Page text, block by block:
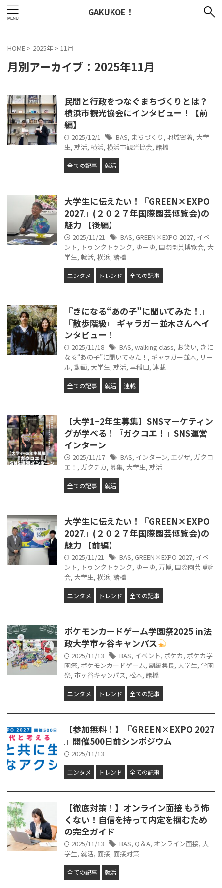
GAKUKOE！
HOME > 2025年 > 11月
月別アーカイブ：2025年11月
民間と行政をつなぐまちづくりとは？
横浜市観光協会にインタビュー！【前
編】
2025/12/1 BAS, まちづくり , 地域密着, 大学
生, 就活, 横浜, 横浜市観光協会, 諸橋
全ての記事 就活
大学生に伝えたい！『GREEN×EXPO
2027』(２０２７年国際園芸博覧会)の
魅力 【後編】
2025/11/21 BAS, GREEN×EXPO 2027, イベ
ント, トゥンクトゥンク, ゆーゆ, 国際園芸博覧会, 大
学生, 就活, 横浜, 諸橋
エンタメ トレンド 全ての記事
『きになる“あの子”に聞いてみた！』
『散歩階級』 ギャラガー並木さんへイ
ンタビュー！
2025/11/18 BAS, walking class, お笑い, きに
なる“あの子”に聞いてみた！ , ギャラガー並木, リー
ル, 動画, 大学生, 就活, 早稲田, 連載
全ての記事 就活 連載
【大学1~2年生募集】SNSマーケティン
グが学べる！『ガクコエ！』SNS運営
インターン
2025/11/17 BAS, インターン, エグザ, ガクコ
エ！ , ガクチカ, 募集, 大学生, 就活
全ての記事 就活
大学生に伝えたい！『GREEN×EXPO
2027』(２０２７年国際園芸博覧会)の
魅力 【前編】
2025/11/21 BAS, GREEN×EXPO 2027, イベ
ント, トゥンクトゥンク, ゆーゆ, 万博, 国際園芸博覧
会, 大学生, 横浜, 諸橋
エンタメ トレンド 全ての記事
ポケモンカードゲーム学園祭2025 in法
政大学市ヶ谷キャンパス
2025/11/13 BAS, イベント, ポケカ, ポケカ学
園祭, ポケモンカードゲーム, 副編集長, 大学生, 学園
祭, 市ヶ谷キャンパス, 松本, 諸橋
エンタメ トレンド 全ての記事
【参加無料！】『GREEN×EXPO 2027
』開催500日前シンポジウム
2025/11/13
エンタメ トレンド 全ての記事
【徹底対策！】オンライン面接 もう怖
くない！自信を持って内定を掴むため
の完全ガイド
2025/11/13 BAS, Q＆A, オンライン面接, 大
学生, 就活, 面接, 面接対策
全ての記事 就活